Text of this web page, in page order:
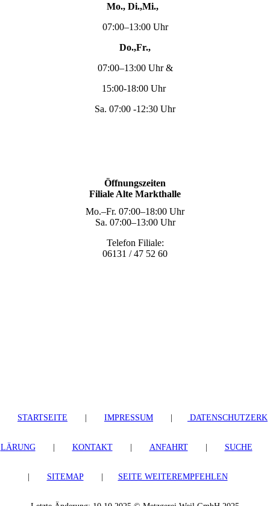
Mo., Di.,Mi.,
07:00–13:00 Uhr
Do.,Fr.,
07:00–13:00 Uhr &
15:00-18:00 Uhr
Sa. 07:00 -12:30 Uhr
Öffnungszeiten
Filiale Alte Markthalle
Mo.–Fr. 07:00–18:00 Uhr
Sa. 07:00–13:00 Uhr
Telefon Filiale:
06131 / 47 52 60
STARTSEITE IMPRESSUM DATENSCHUTZERK
LÄRUNG KONTAKT ANFAHRT SUCHE
SITEMAP SEITE WEITEREMPFEHLEN